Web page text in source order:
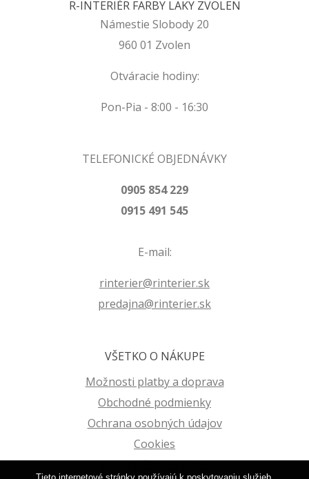
R-INTERIÉR FARBY LAKY ZVOLEN
Námestie Slobody 20
960 01 Zvolen
Otváracie hodiny:
Pon-Pia - 8:00 - 16:30
TELEFONICKÉ OBJEDNÁVKY
0905 854 229
0915 491 545
E-mail:
rinterier@rinterier.sk
predajna@rinterier.sk
VŠETKO O NÁKUPE
Možnosti platby a doprava
Obchodné podmienky
Ochrana osobných údajov
Cookies
Reklamačný poriadok